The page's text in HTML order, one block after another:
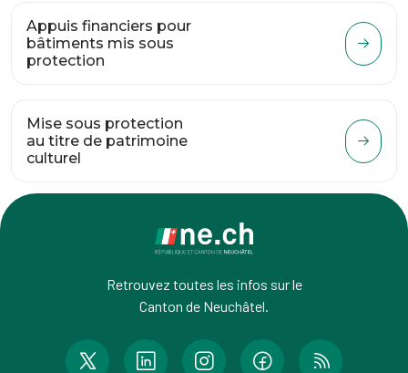
Appuis financiers pour
bâtiments mis sous
protection
Mise sous protection
au titre de patrimoine
culturel
Retrouvez toutes les infos sur le
Canton de Neuchâtel.